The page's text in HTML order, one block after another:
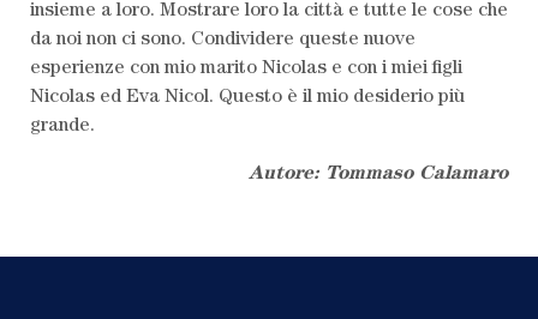
insieme a loro. Mostrare loro la città e tutte le cose che
da noi non ci sono. Condividere queste nuove
esperienze con mio marito Nicolas e con i miei figli
Nicolas ed Eva Nicol. Questo è il mio desiderio più
grande.
Autore: Tommaso Calamaro